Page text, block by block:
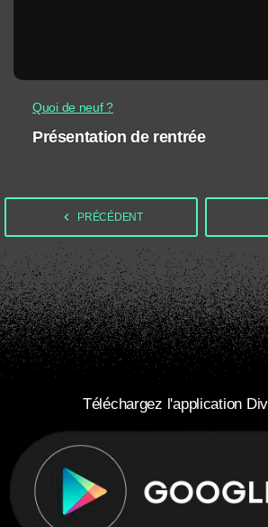
Quoi de neuf ?
Présentation de rentrée
navigate_before PRÉCÉDENT
Téléchargez l'application